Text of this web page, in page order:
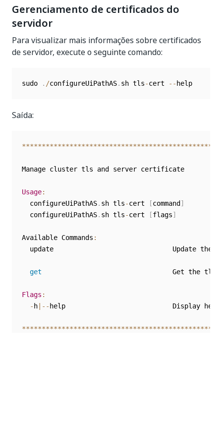
Gerenciamento de certificados do
servidor
Para visualizar mais informações sobre certificados
de servidor, execute o seguinte comando:
sudo . /configureUiPathAS. sh tls-cert -- help
Saída:
************************************************
Manage cluster tls and server certificate
Usage:
  configureUiPathAS
. sh tls-cert [command ]
  configureUiPathAS
. sh tls-cert [flags]
Available Commands :
update                              Update the
get
                                 Get the tls
Flags :
- h -- help                           Display help
************************************************